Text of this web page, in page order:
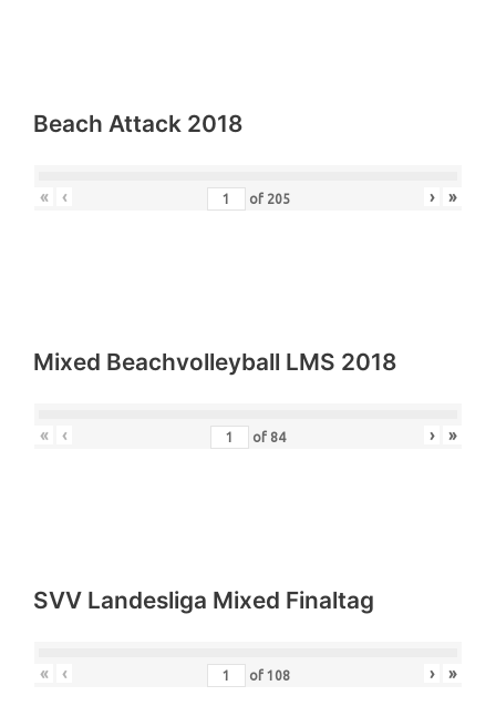
Beach Attack 2018
« ‹ of 205 › »
Mixed Beachvolleyball LMS 2018
« ‹ of 84 › »
SVV Landesliga Mixed Finaltag
« ‹ of 108 › »